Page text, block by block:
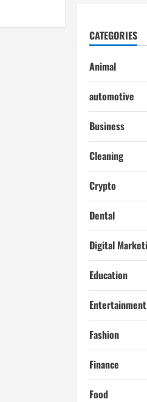
CATEGORIES
Animal
automotive
Business
Cleaning
Crypto
Dental
Digital
Education
Entertainment
Fashion
Finance
Food